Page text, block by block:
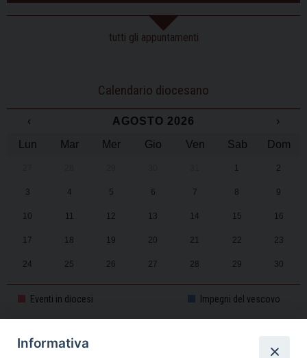
tutti gli appuntamenti
Calendario diocesano
‹ AGOSTO 2026
›
Lun
Mar Mer Gio Ven Sab Dom
1 2
3 4 5 6 7 8 9
10 11 12 13 14 15 16
17 18 19 20 21 22 23
24 25 26 27 28 29 30
31 1 2 3 4 5 6
Eventi in diocesi Impegni del vescovo
CALENDARIO PASTORALE 2025-2026
Informativa